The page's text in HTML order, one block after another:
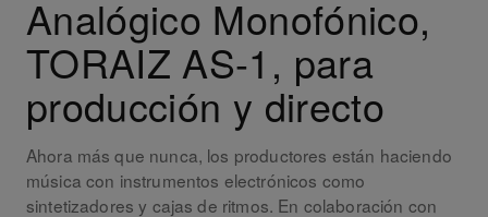
Analógico Monofónico,
TORAIZ AS-1, para
producción y directo
Ahora más que nunca, los productores están haciendo
música con instrumentos electrónicos como
sintetizadores y cajas de ritmos. En colaboración con